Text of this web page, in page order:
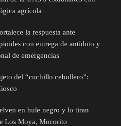
agrícola
la respuesta ante
con entrega de antídoto y
de emergencias
del “cuchillo cebollero”:
en hule negro y lo tiran
Los Moya, Mocorito